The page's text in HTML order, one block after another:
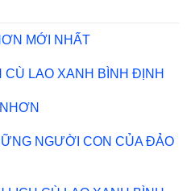
MỚI NHẤT
LAO XANH BÌNH ĐỊNH
NGƯỜI CON CỦA ĐẢO